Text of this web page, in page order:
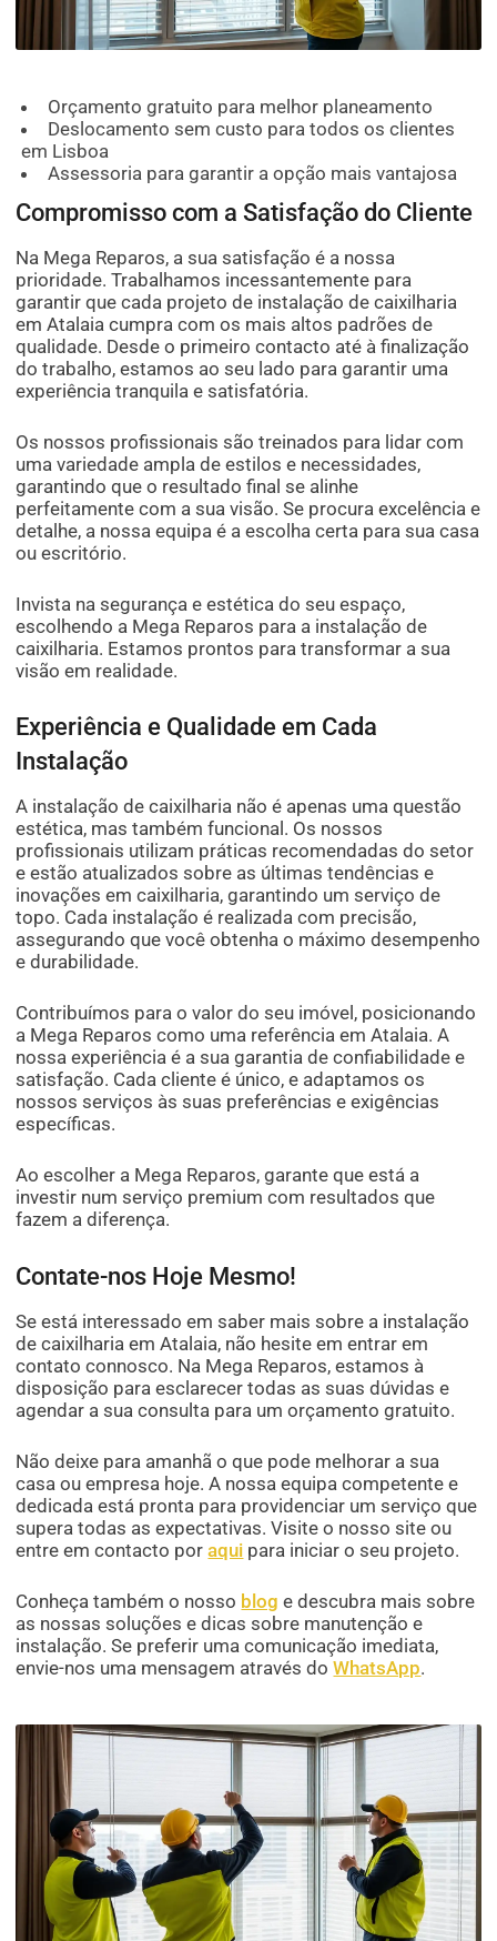
Orçamento gratuito para melhor planeamento
Deslocamento sem custo para todos os clientes
em Lisboa
Assessoria para garantir a opção mais vantajosa
Compromisso com a Satisfação do Cliente
Na Mega Reparos, a sua satisfação é a nossa
prioridade. Trabalhamos incessantemente para
garantir que cada projeto de instalação de caixilharia
em Atalaia cumpra com os mais altos padrões de
qualidade. Desde o primeiro contacto até à finalização
do trabalho, estamos ao seu lado para garantir uma
experiência tranquila e satisfatória.
Os nossos profissionais são treinados para lidar com
uma variedade ampla de estilos e necessidades,
garantindo que o resultado final se alinhe
perfeitamente com a sua visão. Se procura excelência e
detalhe, a nossa equipa é a escolha certa para sua casa
ou escritório.
Invista na segurança e estética do seu espaço,
escolhendo a Mega Reparos para a instalação de
caixilharia. Estamos prontos para transformar a sua
visão em realidade.
Experiência e Qualidade em Cada
Instalação
A instalação de caixilharia não é apenas uma questão
estética, mas também funcional. Os nossos
profissionais utilizam práticas recomendadas do setor
e estão atualizados sobre as últimas tendências e
inovações em caixilharia, garantindo um serviço de
topo. Cada instalação é realizada com precisão,
assegurando que você obtenha o máximo desempenho
e durabilidade.
Contribuímos para o valor do seu imóvel, posicionando
a Mega Reparos como uma referência em Atalaia. A
nossa experiência é a sua garantia de confiabilidade e
satisfação. Cada cliente é único, e adaptamos os
nossos serviços às suas preferências e exigências
específicas.
Ao escolher a Mega Reparos, garante que está a
investir num serviço premium com resultados que
fazem a diferença.
Contate-nos Hoje Mesmo!
Se está interessado em saber mais sobre a instalação
de caixilharia em Atalaia, não hesite em entrar em
contato connosco. Na Mega Reparos, estamos à
disposição para esclarecer todas as suas dúvidas e
agendar a sua consulta para um orçamento gratuito.
Não deixe para amanhã o que pode melhorar a sua
casa ou empresa hoje. A nossa equipa competente e
dedicada está pronta para providenciar um serviço que
supera todas as expectativas. Visite o nosso site ou
entre em contacto poraqui para iniciar o seu projeto.
Conheça também o nosso blog e descubra mais sobre
as nossas soluções e dicas sobre manutenção e
instalação. Se preferir uma comunicação imediata,
envie-nos uma mensagem através doWhatsApp.